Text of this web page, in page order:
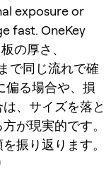
exposure or
fast. OneKey
の厚さ、
で同じ流れで確
偏る場合や、損
、サイズを落と
が現実的です。
振り返ります。